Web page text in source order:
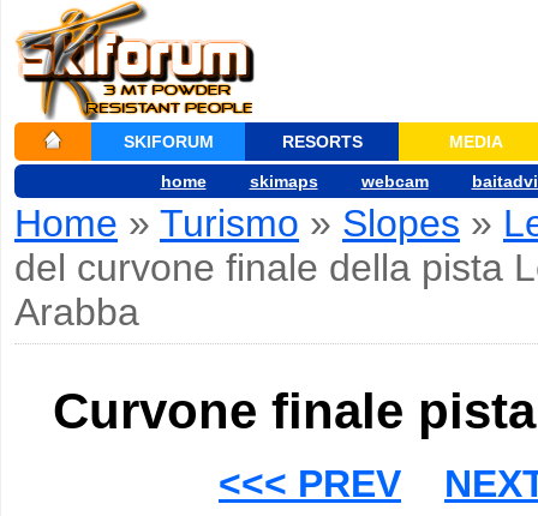
SKIFORUM RESORTS MEDIA
home skimaps webcam
Home » Turismo » Slopes »
del curvone finale della pista
Arabba
Curvone finale
<<< PREV